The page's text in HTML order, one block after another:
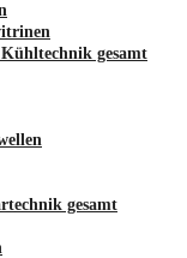
Kühltechnik gesamt
gesamt